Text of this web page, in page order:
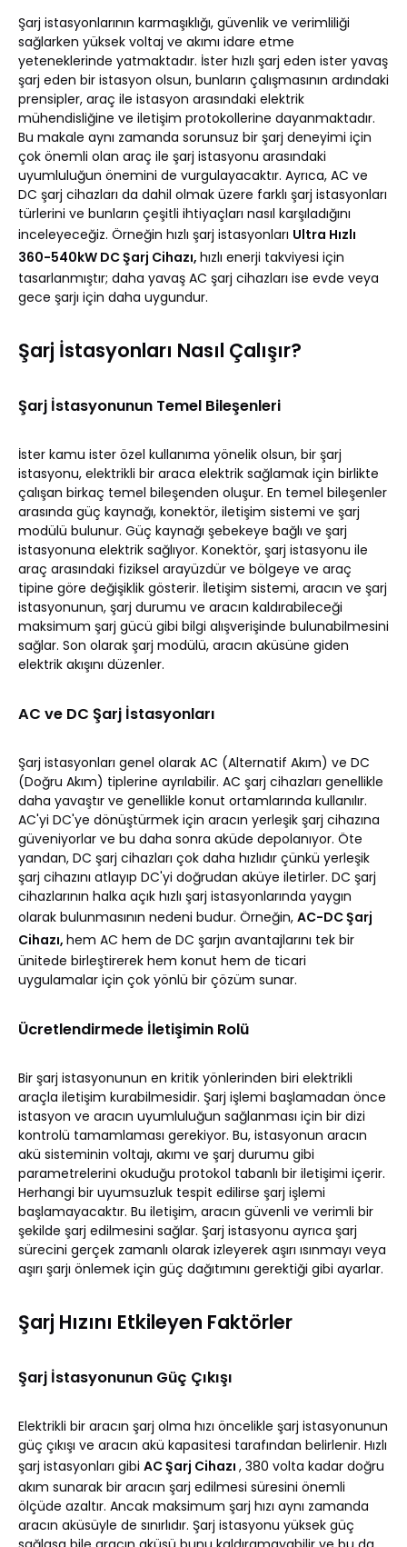
Şarj istasyonlarının karmaşıklığı, güvenlik ve verimliliği
sağlarken yüksek voltaj ve akımı idare etme
yeteneklerinde yatmaktadır. İster hızlı şarj eden ister yavaş
şarj eden bir istasyon olsun, bunların çalışmasının ardındaki
prensipler, araç ile istasyon arasındaki elektrik
mühendisliğine ve iletişim protokollerine dayanmaktadır.
Bu makale aynı zamanda sorunsuz bir şarj deneyimi için
çok önemli olan araç ile şarj istasyonu arasındaki
uyumluluğun önemini de vurgulayacaktır. Ayrıca, AC ve
DC şarj cihazları da dahil olmak üzere farklı şarj istasyonları
türlerini ve bunların çeşitli ihtiyaçları nasıl karşıladığını
inceleyeceğiz. Örneğin hızlı şarj istasyonları Ultra Hızlı
360-540kW DC Şarj Cihazı, hızlı enerji takviyesi için
tasarlanmıştır; daha yavaş AC şarj cihazları ise evde veya
gece şarjı için daha uygundur.
Şarj İstasyonları Nasıl Çalışır?
Şarj İstasyonunun Temel Bileşenleri
İster kamu ister özel kullanıma yönelik olsun, bir şarj
istasyonu, elektrikli bir araca elektrik sağlamak için birlikte
çalışan birkaç temel bileşenden oluşur. En temel bileşenler
arasında güç kaynağı, konektör, iletişim sistemi ve şarj
modülü bulunur. Güç kaynağı şebekeye bağlı ve şarj
istasyonuna elektrik sağlıyor. Konektör, şarj istasyonu ile
araç arasındaki fiziksel arayüzdür ve bölgeye ve araç
tipine göre değişiklik gösterir. İletişim sistemi, aracın ve şarj
istasyonunun, şarj durumu ve aracın kaldırabileceği
maksimum şarj gücü gibi bilgi alışverişinde bulunabilmesini
sağlar. Son olarak şarj modülü, aracın aküsüne giden
elektrik akışını düzenler.
AC ve DC Şarj İstasyonları
Şarj istasyonları genel olarak AC (Alternatif Akım) ve DC
(Doğru Akım) tiplerine ayrılabilir. AC şarj cihazları genellikle
daha yavaştır ve genellikle konut ortamlarında kullanılır.
AC'yi DC'ye dönüştürmek için aracın yerleşik şarj cihazına
güveniyorlar ve bu daha sonra aküde depolanıyor. Öte
yandan, DC şarj cihazları çok daha hızlıdır çünkü yerleşik
şarj cihazını atlayıp DC'yi doğrudan aküye iletirler. DC şarj
cihazlarının halka açık hızlı şarj istasyonlarında yaygın
olarak bulunmasının nedeni budur. Örneğin, AC-DC Şarj
Cihazı, hem AC hem de DC şarjın avantajlarını tek bir
ünitede birleştirerek hem konut hem de ticari
uygulamalar için çok yönlü bir çözüm sunar.
Ücretlendirmede İletişimin Rolü
Bir şarj istasyonunun en kritik yönlerinden biri elektrikli
araçla iletişim kurabilmesidir. Şarj işlemi başlamadan önce
istasyon ve aracın uyumluluğun sağlanması için bir dizi
kontrolü tamamlaması gerekiyor. Bu, istasyonun aracın
akü sisteminin voltajı, akımı ve şarj durumu gibi
parametrelerini okuduğu protokol tabanlı bir iletişimi içerir.
Herhangi bir uyumsuzluk tespit edilirse şarj işlemi
başlamayacaktır. Bu iletişim, aracın güvenli ve verimli bir
şekilde şarj edilmesini sağlar. Şarj istasyonu ayrıca şarj
sürecini gerçek zamanlı olarak izleyerek aşırı ısınmayı veya
aşırı şarjı önlemek için güç dağıtımını gerektiği gibi ayarlar.
Şarj Hızını Etkileyen Faktörler
Şarj İstasyonunun Güç Çıkışı
Elektrikli bir aracın şarj olma hızı öncelikle şarj istasyonunun
güç çıkışı ve aracın akü kapasitesi tarafından belirlenir. Hızlı
şarj istasyonları gibi AC Şarj Cihazı , 380 volta kadar doğru
akım sunarak bir aracın şarj edilmesi süresini önemli
ölçüde azaltır. Ancak maksimum şarj hızı aynı zamanda
aracın aküsüyle de sınırlıdır. Şarj istasyonu yüksek güç